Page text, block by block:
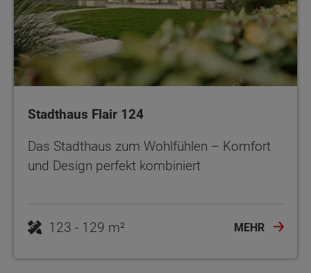
Stadthaus Flair 124
Das Stadthaus zum Wohlfühlen – Komfort
und Design perfekt kombiniert
123 - 129 m² MEHR